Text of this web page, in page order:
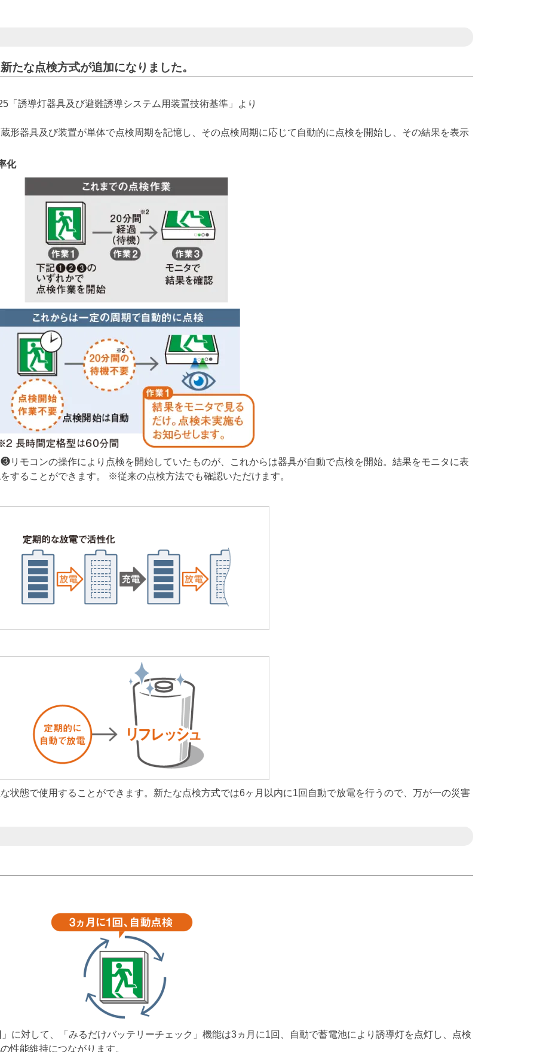
たな点検方式が追加になりました。
「誘導灯器具及び避難誘導システム用装置技術基準」より
形器具及び装置が単体で点検周期を記憶し、その点検周期に応じて自動的に点検を開始し、その結果を表示
化
モコンの操作により点検を開始していたものが、これからは器具が自動で点検を開始。結果をモニタに表
することができます。 ※従来の点検方法でも確認いただけます。
状態で使用することができます。新たな点検方式では6ヶ月以内に1回自動で放電を行うので、万が一の災害
に対して、「みるだけバッテリーチェック」機能は3ヵ月に1回、自動で蓄電池により誘導灯を点灯し、点検
性能維持につながります。